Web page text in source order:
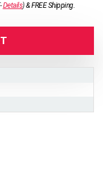
Details)&FREE Shipping.